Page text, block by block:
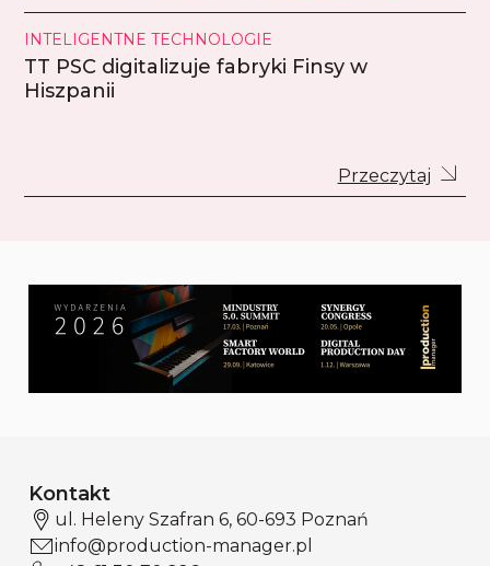
INTELIGENTNE TECHNOLOGIE
TT PSC digitalizuje fabryki Finsy w
Hiszpanii
Przeczytaj
Kontakt
ul. Heleny Szafran 6, 60-693 Poznań
info@production-manager.pl